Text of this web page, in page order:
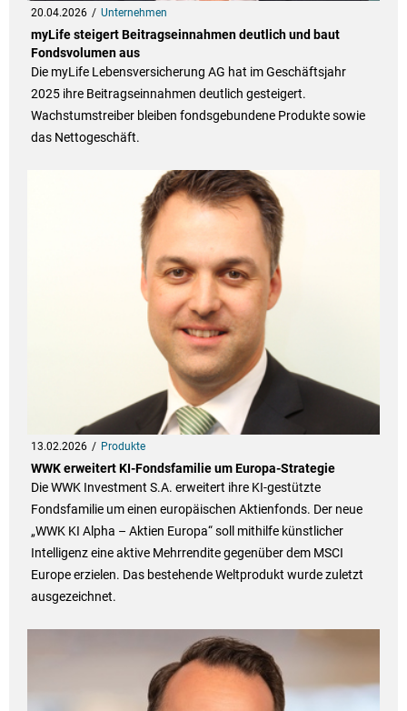
20.04.2026 Unternehmen
myLife steigert Beitragseinnahmen deutlich und baut
Fondsvolumen aus
Die myLife Lebensversicherung AG hat im Geschäftsjahr
2025 ihre Beitragseinnahmen deutlich gesteigert.
Wachstumstreiber bleiben fondsgebundene Produkte sowie
das Nettogeschäft.
13.02.2026 Produkte
WWK erweitert KI-Fondsfamilie um Europa-Strategie
Die WWK Investment S.A. erweitert ihre KI-gestützte
Fondsfamilie um einen europäischen Aktienfonds. Der neue
„WWK KI Alpha – Aktien Europa“ soll mithilfe künstlicher
Intelligenz eine aktive Mehrrendite gegenüber dem MSCI
Europe erzielen. Das bestehende Weltprodukt wurde zuletzt
ausgezeichnet.